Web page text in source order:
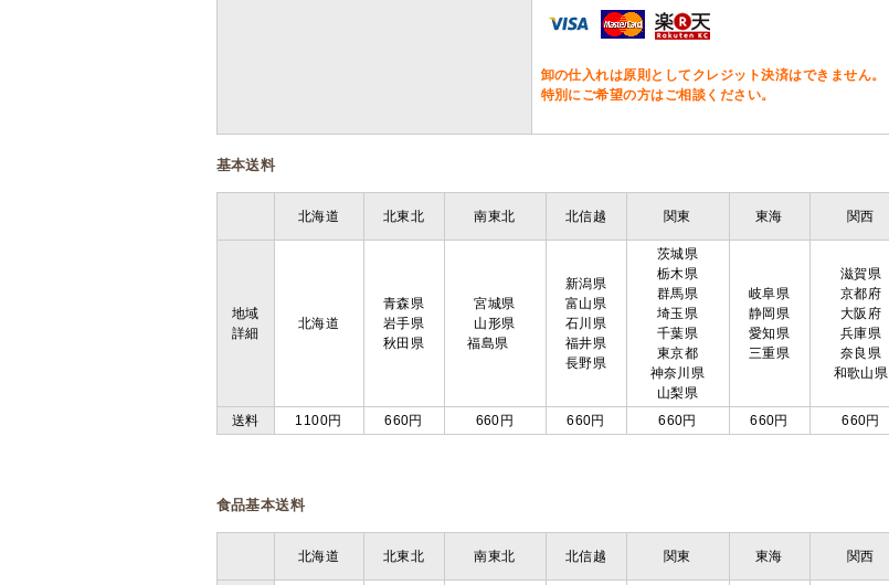
卸の仕入れは原則としてクレジット決済はできません。
特別にご希望の方はご相談ください。
基本送料
北海道 北東北 南東北 北信越 関東 東海 関西
地域
詳細
北海道
青森県
岩手県
秋田県
宮城県
山形県
福島県
新潟県
富山県
石川県
福井県
長野県
茨城県
栃木県
群馬県
埼玉県
千葉県
東京都
神奈川県
山梨県
岐阜県
静岡県
愛知県
三重県
滋賀県
京都府
大阪府
兵庫県
奈良県
和歌山県
送料 1100円 660円 660円 660円 660円 660円 660円
食品基本送料
北海道 北東北 南東北 北信越 関東 東海 関西